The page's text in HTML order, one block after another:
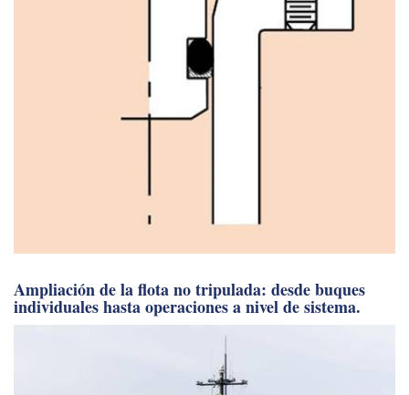
Ampliación de la flota no tripulada: desde buques
individuales hasta operaciones a nivel de sistema.